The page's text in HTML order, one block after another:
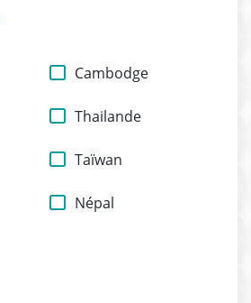
Cambodge
Thailande
Taïwan
Népal